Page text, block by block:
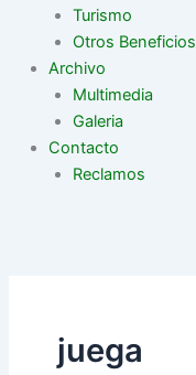
Turismo
Otros Beneficios
Archivo
Multimedia
Galeria
Contacto
Reclamos
juega